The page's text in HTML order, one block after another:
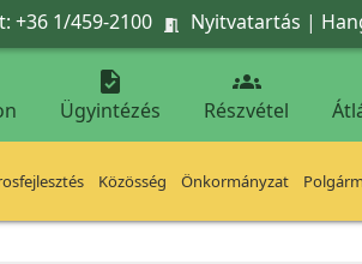
+36 1/459-2100  Nyitvatartás |

Ügyintézés

Részvétel
Közösség Önkormányzat